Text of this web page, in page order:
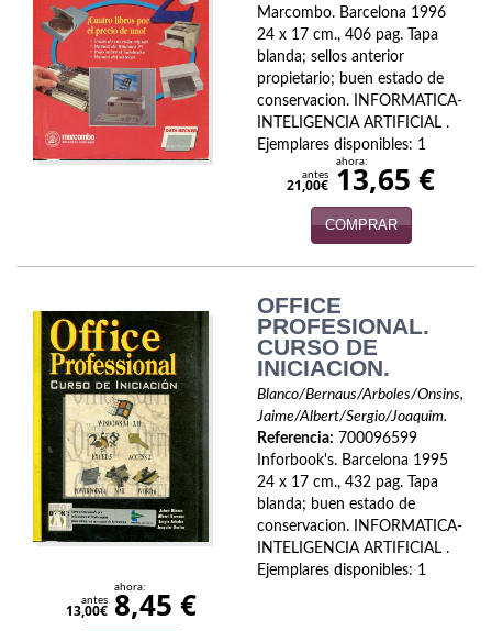
Ciencia ficción
Cine
Cómic
Discos deVinilo. LP
Divulgación científica
Economía
Enciclopedias
Ensayo literario
Marcombo. Barcelona 1996
24 x 17 cm., 406 pag. Tapa
blanda; sellos anterior
propietario; buen estado de
conservacion. INFORMATICA-
INTELIGENCIA ARTIFICIAL .
Ejemplares disponibles: 1
antes
21,00€
ahora:
13,65 €
COMPRAR
OFFICE
PROFESIONAL.
CURSO DE
INICIACION.
Blanco/Bernaus/Arboles/Onsins,
Jaime/Albert/Sergio/Joaquim.
Referencia: 700096599
Inforbook's. Barcelona 1995
24 x 17 cm., 432 pag. Tapa
blanda; buen estado de
conservacion. INFORMATICA-
INTELIGENCIA ARTIFICIAL .
Ejemplares disponibles: 1
antes
13,00€
ahora:
8,45 €